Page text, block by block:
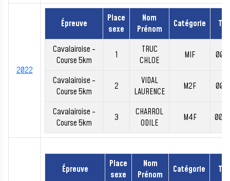
2022
Épreuve
Place
sexe
Nom
Prénom
Catégorie
Cavalairoise -
Course 5km
1
TRUC
CHLOE
MIF
Cavalairoise -
Course 5km
2
VIDAL
LAURENCE
M2F
Cavalairoise -
Course 5km
3
CHARROL
ODILE
M4F
Épreuve
Place
sexe
Nom
Prénom
Catégorie